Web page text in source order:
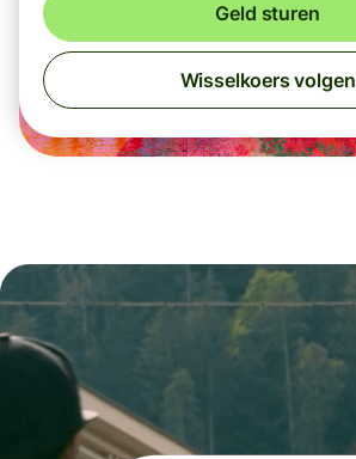
Geld sturen
Wisselkoers volgen